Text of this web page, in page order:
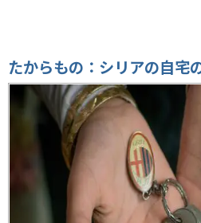
たからもの：シリアの自宅